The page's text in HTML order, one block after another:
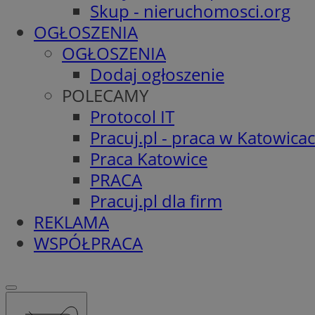
Skup - nieruchomosci.org
OGŁOSZENIA
OGŁOSZENIA
Dodaj ogłoszenie
POLECAMY
Protocol IT
Pracuj.pl - praca w
Praca Katowice
PRACA
Pracuj.pl dla firm
REKLAMA
WSPÓŁPRACA